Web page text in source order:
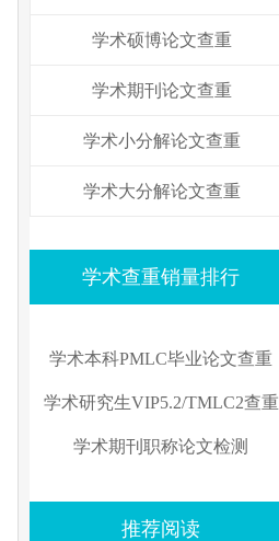
学术硕博论文查重
学术期刊论文查重
学术小分解论文查重
学术大分解论文查重
学术查重销量排行
学术本科PMLC毕业论文查重
学术研究生VIP5.2/TMLC2查重
学术期刊职称论文检测
推荐阅读